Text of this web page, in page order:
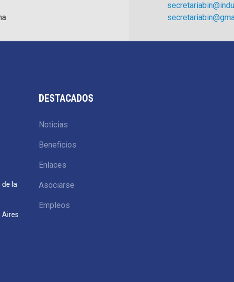
la
Aires
DESTACADOS
Noticias
Beneficios
Enlaces
Asociarse
Empleos